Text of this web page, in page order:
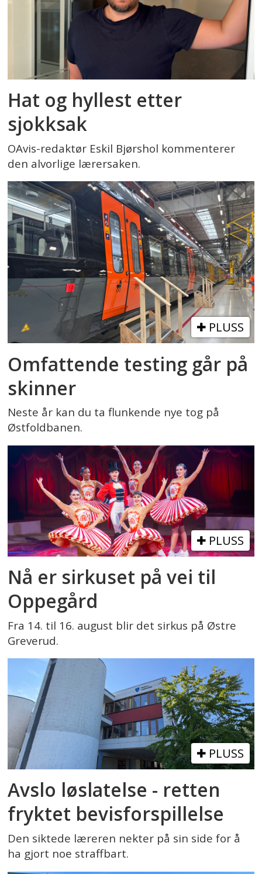
Hat og hyllest etter
sjokksak
OAvis-redaktør Eskil Bjørshol kommenterer
den alvorlige lærersaken.
PLUSS
Omfattende testing går på
skinner
Neste år kan du ta flunkende nye tog på
Østfoldbanen.
PLUSS
Nå er sirkuset på vei til
Oppegård
Fra 14. til 16. august blir det sirkus på Østre
Greverud.
PLUSS
Avslo løslatelse - retten
fryktet bevisforspillelse
Den siktede læreren nekter på sin side for å
ha gjort noe straffbart.